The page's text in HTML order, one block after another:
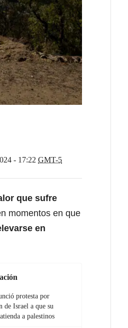
- 17:22 GMT-5
que sufre
momentos en que
en
protesta por
de Israel a que su
a palestinos